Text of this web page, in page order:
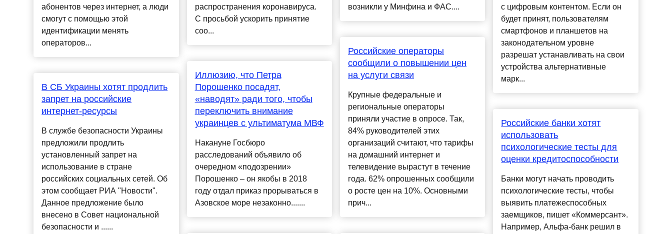
абонентов через интернет, а люди
смогут с помощью этой
идентификации менять
операторов...
В СБ Украины хотят продлить
запрет на российские
интернет-ресурсы
В службе безопасности Украины
предложили продлить
установленный запрет на
использование в стране
российских социальных сетей. Об
этом сообщает РИА "Новости".
Данное предложение было
внесено в Совет национальной
безопасности и ......
распространения коронавируса.
С просьбой ускорить принятие
соо...
Иллюзию, что Петра
Порошенко посадят,
«наводят» ради того, чтобы
переключить внимание
украинцев с ультиматума МВФ
Накануне Госбюро
расследований объявило об
очередном «подозрении»
Порошенко – он якобы в 2018
году отдал приказ прорываться в
Азовское море незаконно.......
возникли у Минфина и ФАС....
Российские операторы
сообщили о повышении цен
на услуги связи
Крупные федеральные и
региональные операторы
приняли участие в опросе. Так,
84% руководителей этих
организаций считают, что тарифы
на домашний интернет и
телевидение вырастут в течение
года. 62% опрошенных сообщили
о росте цен на 10%. Основными
прич...
с цифровым контентом. Если он
будет принят, пользователям
смартфонов и планшетов на
законодательном уровне
разрешат устанавливать на свои
устройства альтернативные
марк...
Российские банки хотят
использовать
психологические тесты для
оценки кредитоспособности
Банки могут начать проводить
психологические тесты, чтобы
выявить платежеспособных
заемщиков, пишет «Коммерсант».
Например, Альфа-банк решил в